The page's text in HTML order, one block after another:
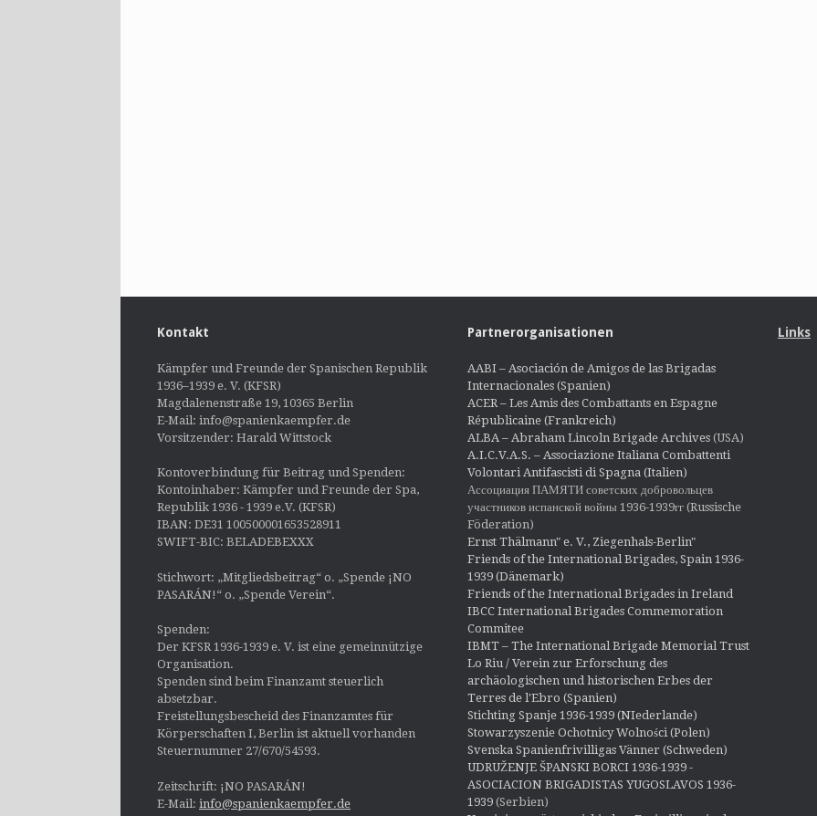
Kontakt
Kämpfer und Freunde der Spanischen Republik
1936–1939 e. V. (KFSR)
Magdalenenstraße 19, 10365 Berlin
E-Mail: info@spanienkaempfer.de
Vorsitzender: Harald Wittstock
Kontoverbindung für Beitrag und Spenden:
Kontoinhaber: Kämpfer und Freunde der Spa,
Republik 1936 - 1939 e.V. (KFSR)
IBAN: DE31 100500001653528911
SWIFT-BIC: BELADEBEXXX
Stichwort: „Mitgliedsbeitrag“ o. „Spende ¡NO
PASARÁN!“ o. „Spende Verein“.
Spenden:
Der KFSR 1936-1939 e. V. ist eine gemeinnützige
Organisation.
Spenden sind beim Finanzamt steuerlich
absetzbar.
Freistellungsbescheid des Finanzamtes für
Körperschaften I, Berlin ist aktuell vorhanden
Steuernummer 27/670/54593.
Zeitschrift: ¡NO PASARÁN!
E-Mail: info@spanienkaempfer.de
Partnerorganisationen
AABI – Asociación de Amigos de las Brigadas
Internacionales (Spanien)
ACER – Les Amis des Combattants en Espagne
Républicaine (Frankreich)
ALBA – Abraham Lincoln Brigade Archives(USA)
A.I.C.V.A.S. – Associazione Italiana Combattenti
Volontari Antifascisti di Spagna (Italien)
Ассоциация ПАМЯТИ советских добровольцев
участников испанской войны 1936-1939гг (Russische
Föderation)
Ernst Thälmann" e. V., Ziegenhals-Berlin"
Friends of the International Brigades, Spain 1936-
1939 (Dänemark)
Friends of the International Brigades in Ireland
IBCC International Brigades Commemoration
Commitee
IBMT – The International Brigade Memorial Trust
Lo Riu / Verein zur Erforschung des
archäologischen und historischen Erbes der
Terres de l'Ebro (Spanien)
Stichting Spanje 1936-1939 (NIederlande)
Stowarzyszenie Ochotnicy Wolności (Polen)
Svenska Spanienfrivilligas Vänner (Schweden)
UDRUŽENJE ŠPANSKI BORCI 1936-1939 -
ASOCIACION BRIGADISTAS YUGOSLAVOS 1936-
1939(Serbien)
Links